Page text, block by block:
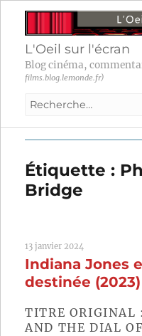
L'Oeil sur l'écran
Blog cinéma,
films.blog.lemonde.fr)
Recherche
:
Étiquette :
Bridge
13 janvier 2024
Indiana Jones
destinée
TITRE ORIGINAL
AND THE DIAL